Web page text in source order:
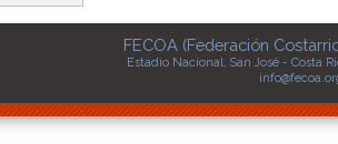
FECOA (Federación
Estadio Nacional, San José - Costa